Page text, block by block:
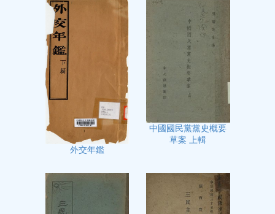
外交年鑑
中國國民黨黨史概要
草案 上輯